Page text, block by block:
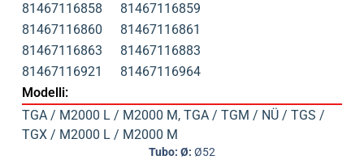
81467116858
81467116859
81467116860
81467116861
81467116863
81467116883
81467116921
81467116964
Modelli:
TGA / M2000 L / M2000 M, TGA / TGM / NÜ / TGS /
TGX / M2000 L / M2000 M
Tubo: Ø: Ø52